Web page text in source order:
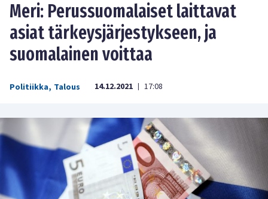
Meri: Perussuomalaiset laittavat
asiat tärkeysjärjestykseen, ja
suomalainen voittaa
Politiikka, Talous 14.12.2021 | 17:08